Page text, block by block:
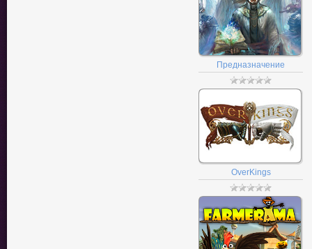
Предназначение
OverKings